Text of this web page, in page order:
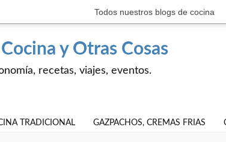
Todos nuestros blogs de cocina
y Otras Cosas
recetas, viajes, eventos.
TRADICIONAL GAZPACHOS, CREMAS FRIAS